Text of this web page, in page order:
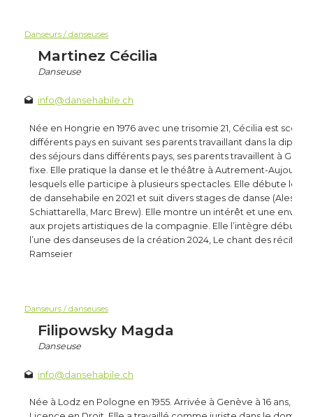
Danseurs / danseuses
Martinez Cécilia
Danseuse
info@dansehabile.ch
Née en Hongrie en 1976 avec une trisomie 21, Cécilia est
différents pays en suivant ses parents travaillant dans la
des séjours dans différents pays, ses parents travaillent à
fixe. Elle pratique la danse et le théâtre à Autrement-
lesquels elle participe à plusieurs spectacles. Elle débute les
de dansehabile en 2021 et suit divers stages de danse
Schiattarella, Marc Brew). Elle montre un intérêt et une envie
aux projets artistiques de la compagnie. Elle l’intègre début
l’une des danseuses de la création 2024, Le chant des récifs
Ramseier
Danseurs / danseuses
Filipowsky Magda
Danseuse
info@dansehabile.ch
Née à Lodz en Pologne en 1955. Arrivée à Genève à 16 ans,